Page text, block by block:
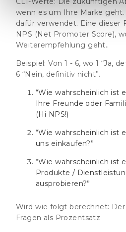
wenn es um Ihre Marke
dafür verwendet. Eine dieser
NPS (Net Promoter Score),
Weiterempfehlung geht..
Beispiel: Von 1 - 6, wo 1 “Ja,
6 “Nein, definitiv nicht”.
“Wie wahrscheinlich ist
Ihre Freunde oder
(Hi NPS!)
“Wie wahrscheinlich ist
uns einkaufen?”
“Wie wahrscheinlich ist
Produkte /
ausprobieren?”
Wird wie folgt berechnet:
Fragen als Prozentsatz